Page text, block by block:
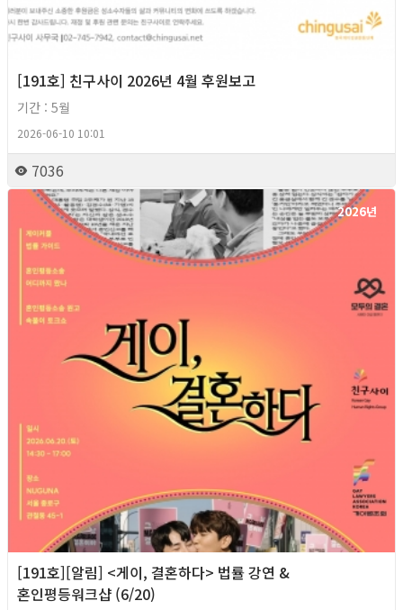
[191호] 친구사이 2026년 4월 후원보고
기간 : 5월
2026-06-10 10:01
7036
2026년
[191호][알림] <게이, 결혼하다> 법률 강연 &
혼인평등워크샵 (6/20)